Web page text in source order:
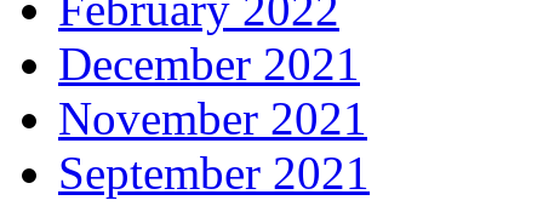
December 2021
November 2021
September 2021